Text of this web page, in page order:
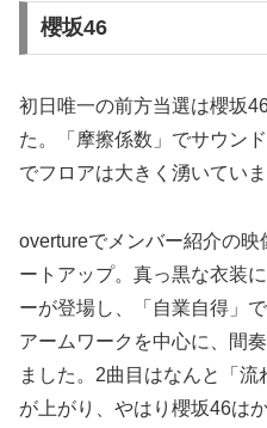
櫻坂46
初日唯一の前方当選は櫻坂
た。「摩擦係数」でサウン
でフロアは大きく湧いていま
overtureでメンバー紹介の
ートアップ。真っ黒な衣装
ーが登場し、「自業自得」
アームワークを中心に、間
ました。2曲目はなんと「
が上がり、やはり櫻坂46は